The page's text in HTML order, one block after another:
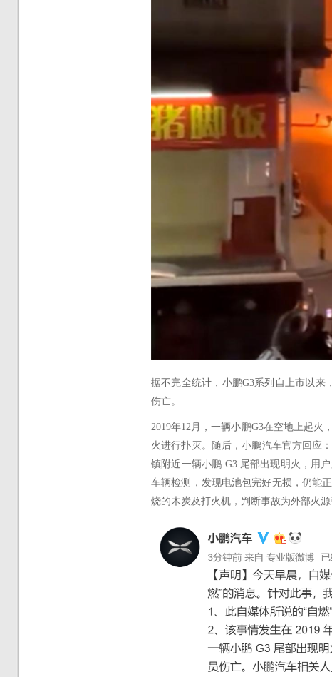
据不完全统计，小鹏G3系列自上市以来
伤亡。
2019年12月，一辆小鹏G3在空地上起火
火进行扑灭。
随后，小鹏汽车官方回应：
镇附近一辆小鹏 G3 尾部出现明火，用
车辆检测，发现电池包完好无损，仍能
烧的木炭及打火机，判断事故为外部火源